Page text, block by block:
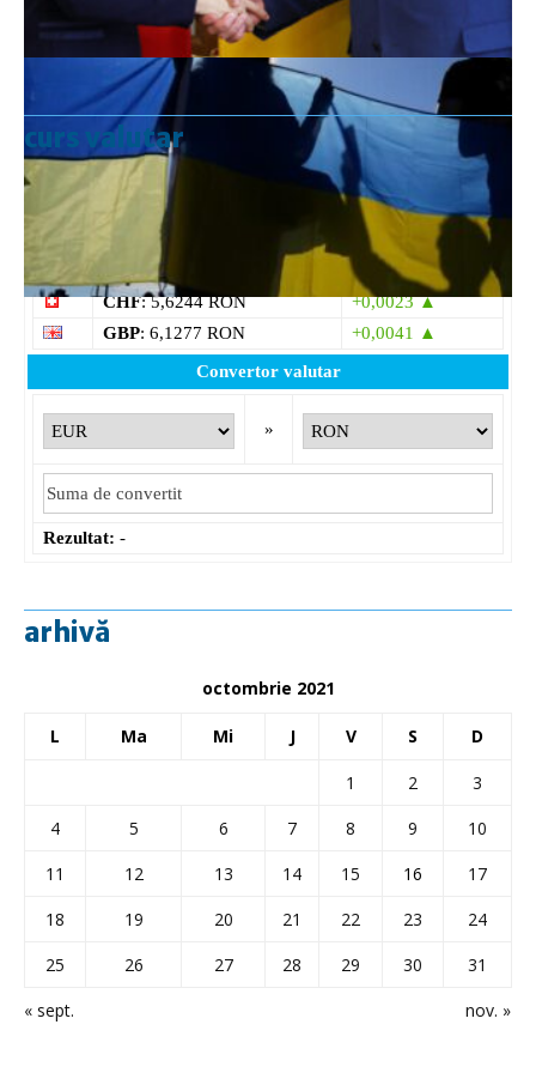
curs valutar
Curs valutar: 07 Aug 2026
+0,0041 ▲
: 4,5584 RON
+0,0077 ▲
CHF: 5,6244 RON
+0,0023 ▲
GBP: 6,1277 RON
+0,0041 ▲
Convertor valutar
»
Rezultat: -
arhivă
octombrie 2021
L Ma Mi J V S D
« sept. nov. »
1 2
3
4
5 6 7 8 9
10
11
12 13 14 15 16
17
18
19 20 21 22 23
24
25
26 27 28 29 30 31